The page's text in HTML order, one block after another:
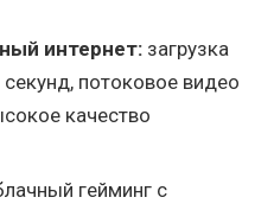
интернет: загрузка
потоковое видео
качество
гейминг с